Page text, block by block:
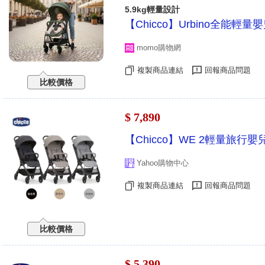
比較價格
5.9kg輕量設計
【Chicco】Urbino全能輕量
momo購物網
複製商品連結 回報商品問題
比較價格
$ 7,890
【Chicco】WE 2輕量旅行嬰
Yahoo購物中心
複製商品連結 回報商品問題